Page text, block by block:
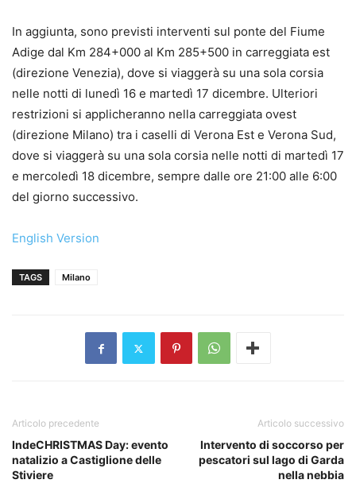
In aggiunta, sono previsti interventi sul ponte del Fiume
Adige dal Km 284+000 al Km 285+500 in carreggiata est
(direzione Venezia), dove si viaggerà su una sola corsia
nelle notti di lunedì 16 e martedì 17 dicembre. Ulteriori
restrizioni si applicheranno nella carreggiata ovest
(direzione Milano) tra i caselli di Verona Est e Verona Sud,
dove si viaggerà su una sola corsia nelle notti di martedì 17
e mercoledì 18 dicembre, sempre dalle ore 21:00 alle 6:00
del giorno successivo.
English Version
TAGS Milano
Articolo precedente
IndeCHRISTMAS Day: evento
natalizio a Castiglione delle
Stiviere
Articolo successivo
Intervento di soccorso per
pescatori sul lago di Garda
nella nebbia